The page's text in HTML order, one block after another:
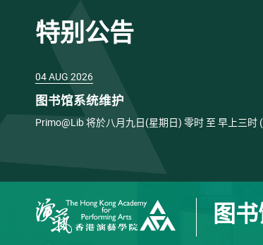
特别公告
04 AUG 2026
图书馆系统维护
Primo@Lib 将於八月九日(星期日) 零时 至 早上三
图